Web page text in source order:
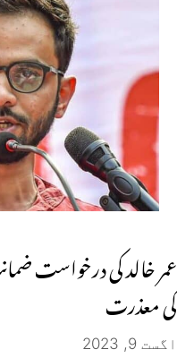
عمر خالد کی درخواست
کی معذرت
اگست 9, 2023